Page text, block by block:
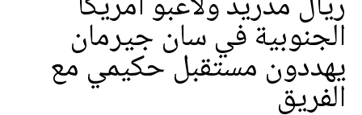
الجنوبية في سان جيرمان
يهددون مستقبل حكيمي مع
الفريق